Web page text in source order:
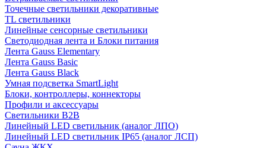
Точечные светильники декоративные
TL светильники
Линейные сенсорные светильники
Светодиодная лента и Блоки питания
Лента Gauss Elementary
Лента Gauss Basic
Лента Gauss Black
Умная подсветка SmartLight
Блоки, контроллеры, коннекторы
Профили и аксессуары
Светильники B2B
Линейный LED светильник (аналог ЛПО)
Линейный LED светильник IP65 (аналог ЛСП)